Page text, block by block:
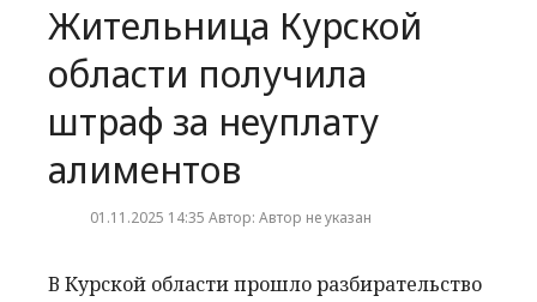
Городские события
Жительница Курской
области получила
штраф за неуплату
алиментов
01.11.2025 14:35 Автор: Автор не указан
В Курской области прошло разбирательство